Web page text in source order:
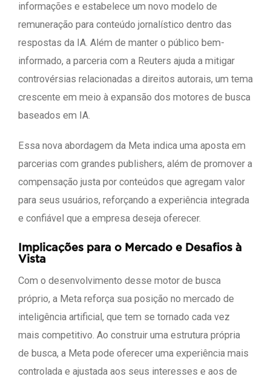
informações e estabelece um novo modelo de
remuneração para conteúdo jornalístico dentro das
respostas da IA. Além de manter o público bem-
informado, a parceria com a Reuters ajuda a mitigar
controvérsias relacionadas a direitos autorais, um tema
crescente em meio à expansão dos motores de busca
baseados em IA.
Essa nova abordagem da Meta indica uma aposta em
parcerias com grandes publishers, além de promover a
compensação justa por conteúdos que agregam valor
para seus usuários, reforçando a experiência integrada
e confiável que a empresa deseja oferecer.
Implicações para o Mercado e Desafios à
Vista
Com o desenvolvimento desse motor de busca
próprio, a Meta reforça sua posição no mercado de
inteligência artificial, que tem se tornado cada vez
mais competitivo. Ao construir uma estrutura própria
de busca, a Meta pode oferecer uma experiência mais
controlada e ajustada aos seus interesses e aos de